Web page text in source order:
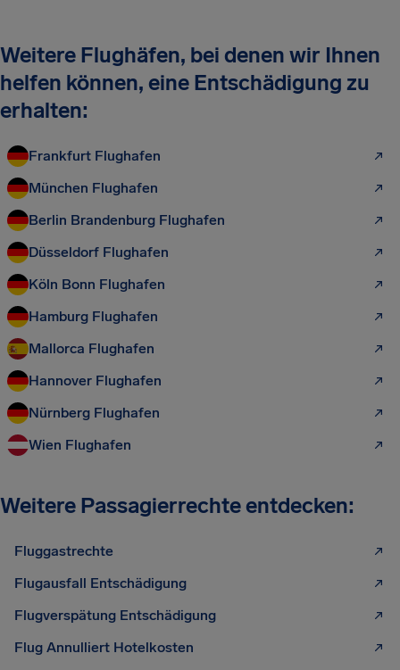
Weitere Flughäfen, bei denen wir Ihnen
helfen können, eine Entschädigung zu
erhalten:
Frankfurt Flughafen
München Flughafen
Berlin Brandenburg Flughafen
Düsseldorf Flughafen
Köln Bonn Flughafen
Hamburg Flughafen
Mallorca Flughafen
Hannover Flughafen
Nürnberg Flughafen
Wien Flughafen
Weitere Passagierrechte entdecken:
Fluggastrechte
Flugausfall Entschädigung
Flugverspätung Entschädigung
Flug Annulliert Hotelkosten